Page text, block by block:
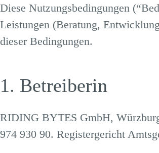
Diese Nutzungsbedingungen
Leistungen (Beratung,
dieser Bedingungen.
1. Betreiberin
RIDING BYTES GmbH,
974 930 90. Registergericht